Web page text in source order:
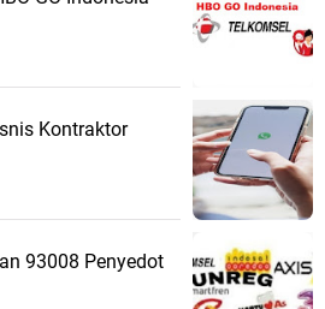
Kontraktor
93008 Penyedot